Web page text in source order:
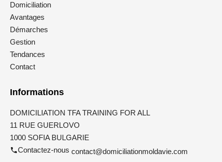
Domiciliation
Avantages
Démarches
Gestion
Tendances
Contact
Informations
DOMICILIATION TFA TRAINING FOR ALL
11 RUE GUERLOVO
1000 SOFIA BULGARIE
Contactez-nous contact@domiciliationmoldavie.com